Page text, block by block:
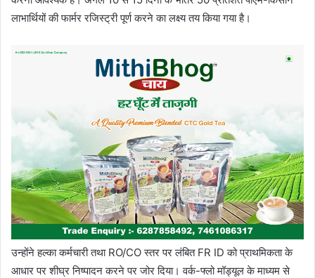
लाभार्थियों की फार्मर रजिस्ट्री पूर्ण करने का लक्ष्य तय किया गया है।
उन्होंने हल्का कर्मचारी तथा RO/CO स्तर पर लंबित FR ID को प्राथमिकता के
आधार पर शीघ्र निष्पादन करने पर जोर दिया। वर्क-फ्लो मॉड्यूल के माध्यम से